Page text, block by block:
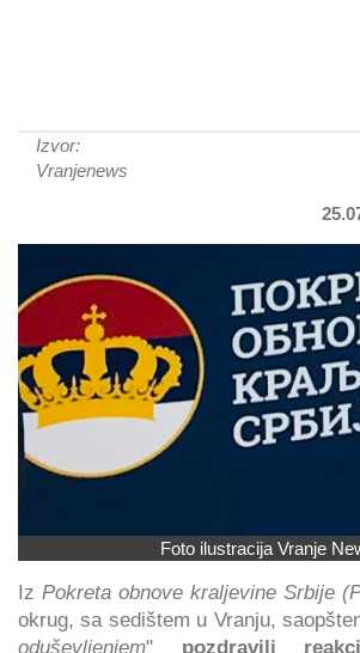
Izvor:
Vranjenews
Foto ilustracija Vranje
Iz Pokreta obnove kraljevine Srbije
okrug, sa sedištem u Vranju,
oduševljenjem" pozdravili